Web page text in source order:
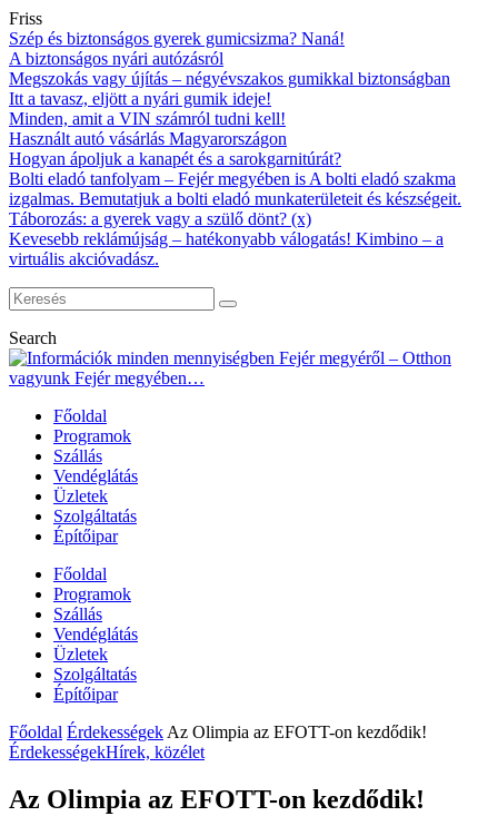
Friss
Szép és biztonságos gyerek gumicsizma? Naná!
A biztonságos nyári autózásról
Megszokás vagy újítás – négyévszakos gumikkal biztonságban
Itt a tavasz, eljött a nyári gumik ideje!
Minden, amit a VIN számról tudni kell!
Használt autó vásárlás Magyarországon
Hogyan ápoljuk a kanapét és a sarokgarnitúrát?
Bolti eladó tanfolyam – Fejér megyében is A bolti eladó szakma
izgalmas. Bemutatjuk a bolti eladó munkaterületeit és készségeit.
Táborozás: a gyerek vagy a szülő dönt? (x)
Kevesebb reklámújság – hatékonyabb válogatás! Kimbino – a
virtuális akcióvadász.
Search
Főoldal
Programok
Szállás
Vendéglátás
Üzletek
Szolgáltatás
Építőipar
Főoldal
Programok
Szállás
Vendéglátás
Üzletek
Szolgáltatás
Építőipar
Főoldal Érdekességek Az Olimpia az EFOTT-on kezdődik!
ÉrdekességekHírek, közélet
Az Olimpia az EFOTT-on kezdődik!